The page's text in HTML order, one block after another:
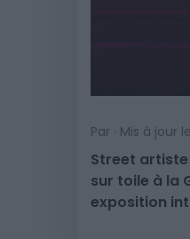
Par · Mis à jour
Street artiste
sur toile à la
exposition